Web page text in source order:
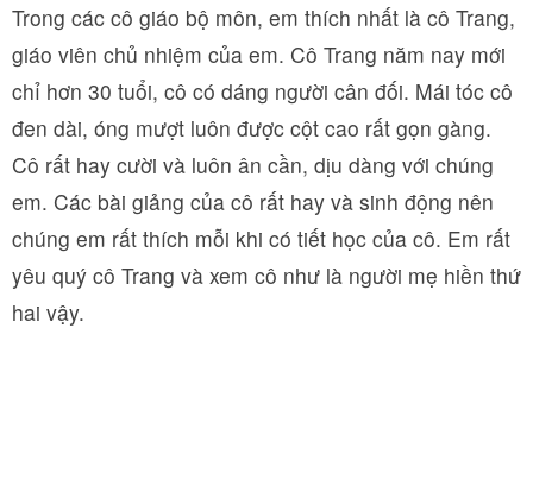
Trong các cô giáo bộ môn, em thích nhất là cô Trang,
giáo viên chủ nhiệm của em. Cô Trang năm nay mới
chỉ hơn 30 tuổi, cô có dáng người cân đối. Mái tóc cô
đen dài, óng mượt luôn được cột cao rất gọn gàng.
Cô rất hay cười và luôn ân cần, dịu dàng với chúng
em. Các bài giảng của cô rất hay và sinh động nên
chúng em rất thích mỗi khi có tiết học của cô. Em rất
yêu quý cô Trang và xem cô như là người mẹ hiền thứ
hai vậy.